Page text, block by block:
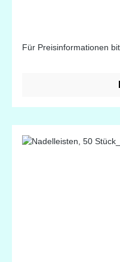
Für Preisinformationen